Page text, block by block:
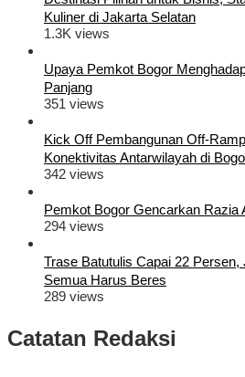
Kuliner di Jakarta Selatan
1.3K views
Upaya Pemkot Bogor
Panjang
351 views
Kick Off Pembangunan Off-
Konektivitas Antarwilayah di
342 views
Pemkot Bogor Gencarkan Razia
294 views
Trase Batutulis Capai 22
Semua Harus Beres
289 views
Catatan Redaksi